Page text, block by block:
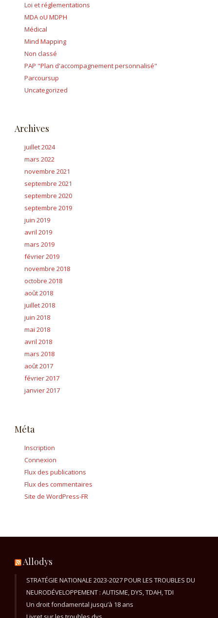
Loi et réglementations
MDA oU MDPH
Médical
Mind Mapping
Non classé
PAP "Plan d'accompagnement personnalisé"
Parcoursup
Uncategorized
Archives
juillet 2024
mars 2022
novembre 2021
septembre 2021
septembre 2020
septembre 2019
juin 2019
avril 2019
mars 2019
février 2019
novembre 2018
octobre 2018
août 2018
juillet 2018
juin 2018
mai 2018
avril 2018
mars 2018
août 2017
février 2017
janvier 2017
Méta
Inscription
Connexion
Flux des publications
Flux des commentaires
Site de WordPress-FR
Allodys
STRATÉGIE NATIONALE 2023-2027 POUR LES TROUBLES DU
NEURODÉVELOPPEMENT : AUTISME, DYS, TDAH, TDI
Un droit fondamental jusqu’à 18 ans